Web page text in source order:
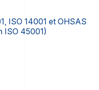
ISO 14001 et OHSAS
ISO 45001)